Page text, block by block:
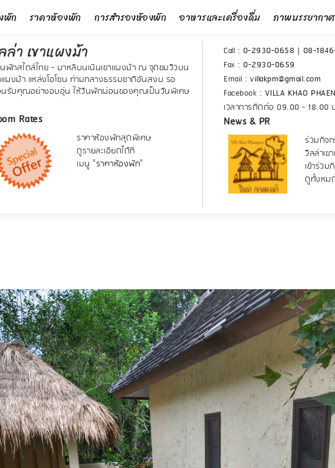
พัก ราคาห้องพัก การสำรองห้องพัก อาหารและเครื่องดื่ม ภาพบรรยากาศ
ล่า เขาแผงม้า
พักสไตล์ไทย - บาหลีบนเนินเขาแผงม้า ณ จุดชมวิวบน
แผงม้า แหล่งโอโซน ท่ามกลางธรรมชาติอันสงบ รอ
รับคุณอย่างอบอุ่น ให้วันพักผ่อนของคุณเป็นวันพิเศษ
Rates
ราคาห้องพักสุดพิเศษ
ดูรายละเอียดได้ที่
เมนู "ราคาห้องพัก"
Call : 0-2930-0658 | 08-
Fax : 0-2930-0659
Email : villakpm@gmail.com
Facebook : VILLA KHAO
เวลาการติดต่อ 09.00 - 18.00
News & PR
ร่วมกิจ
วิลล่าเ
เข้าร่ว
ดูทั้งหม